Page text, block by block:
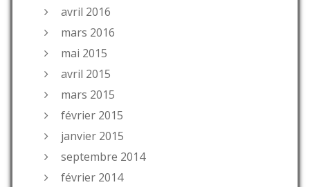
avril 2016
mars 2016
mai 2015
avril 2015
mars 2015
février 2015
janvier 2015
septembre 2014
février 2014